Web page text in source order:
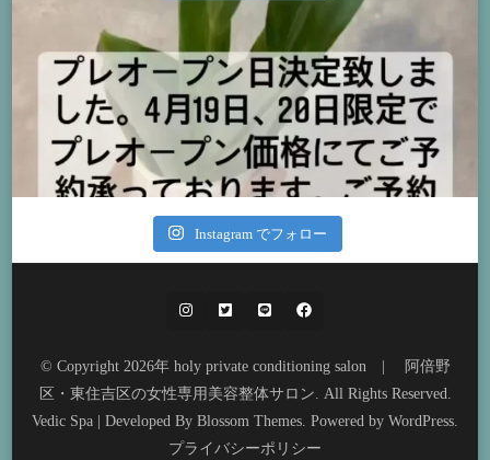
Instagram でフォロー
© Copyright 2026年 holy private conditioning salon | 阿倍野
区・東住吉区の女性専用美容整体サロン . All Rights Reserved.
Vedic Spa | Developed By Blossom Themes . Powered by WordPress
プライバシーポリシー